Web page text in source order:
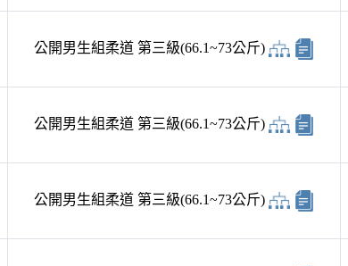
公開男生組柔道 第三級(66.1~73公斤)
公開男生組柔道 第三級(66.1~73公斤)
公開男生組柔道 第三級(66.1~73公斤)